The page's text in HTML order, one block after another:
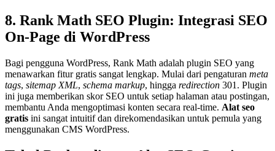
8. Rank Math SEO Plugin: Integrasi SEO
On-Page di WordPress
Bagi pengguna WordPress, Rank Math adalah plugin SEO yang
menawarkan fitur gratis sangat lengkap. Mulai dari pengaturan meta
tags, sitemap XML, schema markup, hingga redirection 301. Plugin
ini juga memberikan skor SEO untuk setiap halaman atau postingan,
membantu Anda mengoptimasi konten secara real-time. Alat seo
gratis ini sangat intuitif dan direkomendasikan untuk pemula yang
menggunakan CMS WordPress.